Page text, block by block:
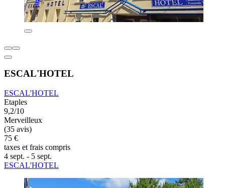
ESCAL'HOTEL
ESCAL'HOTEL
Etaples
9,2/10
Merveilleux
(35 avis)
75 €
taxes et frais compris
4 sept. - 5 sept.
ESCAL'HOTEL